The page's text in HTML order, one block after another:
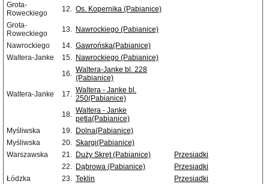
Grota-
Roweckiego
12. Os. Kopernika (Pabianice)
Grota-
Roweckiego
13. Nawrockiego (Pabianice)
Nawrockiego
14. Gawrońska(Pabianice)
Waltera-Janke
15. Nawrockiego (Pabianice)
16. Waltera-Janke bl. 228
(Pabianice)
Waltera-Janke
17. Waltera - Janke bl.
250(Pabianice)
18. Waltera - Janke
pętla(Pabianice)
Myśliwska
19. Dolna(Pabianice)
Myśliwska
20. Skargi(Pabianice)
Warszawska
21. Duży Skręt (Pabianice)
Przesiadki
22. Dąbrowa (Pabianice)
Przesiadki
Łódzka
23. Teklin
Przesiadki